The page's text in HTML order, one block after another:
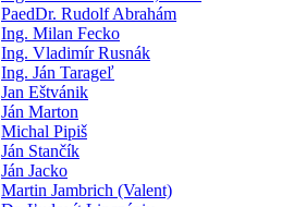
PaedDr. Rudolf Abrahám
Ing. Milan Fecko
Ing. Vladimír Rusnák
Ing. Ján Tarageľ
Jan Eštvánik
Ján Marton
Michal Pipiš
Ján Stančík
Ján Jacko
Martin Jambrich (Valent)